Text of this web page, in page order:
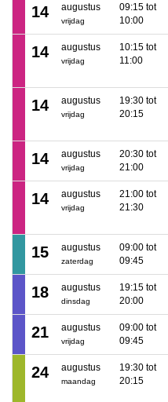
14 augustus
vrijdag
09:15 tot
10:00
14 augustus
vrijdag
10:15 tot
11:00
14 augustus
vrijdag
19:30 tot
20:15
14 augustus
vrijdag
20:30 tot
21:00
14 augustus
vrijdag
21:00 tot
21:30
15 augustus
zaterdag
09:00 tot
09:45
18 augustus
dinsdag
19:15 tot
20:00
21 augustus
vrijdag
09:00 tot
09:45
24 augustus
maandag
19:30 tot
20:15